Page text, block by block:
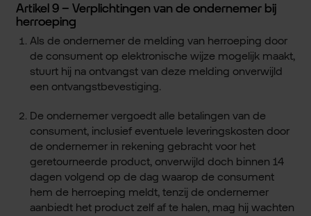
Artikel 9 – Verplichtingen van de ondernemer bij
herroeping
Als de ondernemer de melding van herroeping door
de consument op elektronische wijze mogelijk maakt,
stuurt hij na ontvangst van deze melding onverwijld
een ontvangstbevestiging.
De ondernemer vergoedt alle betalingen van de
consument, inclusief eventuele leveringskosten door
de ondernemer in rekening gebracht voor het
geretourneerde product, onverwijld doch binnen 14
dagen volgend op de dag waarop de consument
hem de herroeping meldt, tenzij de ondernemer
aanbiedt het product zelf af te halen, mag hij wachten